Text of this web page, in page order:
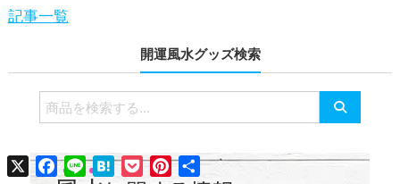
記事一覧
開運風水グッズ検索
検
索
象:
X Facebook
Line HatenaPocketPinterest
共
有